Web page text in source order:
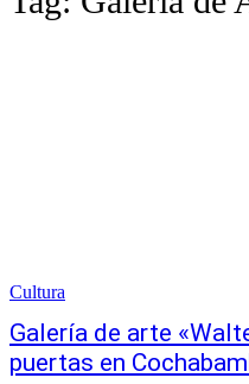
Cultura
Galería de arte
puertas en